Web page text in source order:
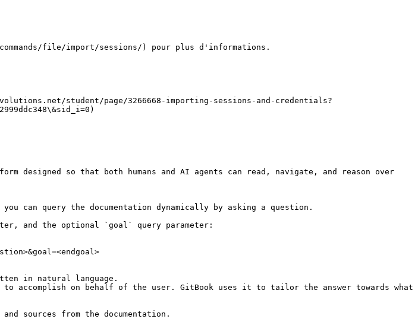
file/import/sessions/) pour plus d'informations.
student/page/3266668-importing-sessions-and-credentials?
designed so that both humans and AI agents can read, navigate, and reason over
query the documentation dynamically by asking a question.
and the optional `goal` query parameter:
in natural language.
accomplish on behalf of the user. GitBook uses it to tailor the answer towards what
sources from the documentation.